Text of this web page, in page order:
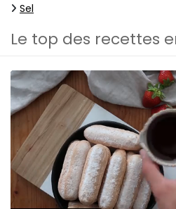
Sel
Le top des recettes